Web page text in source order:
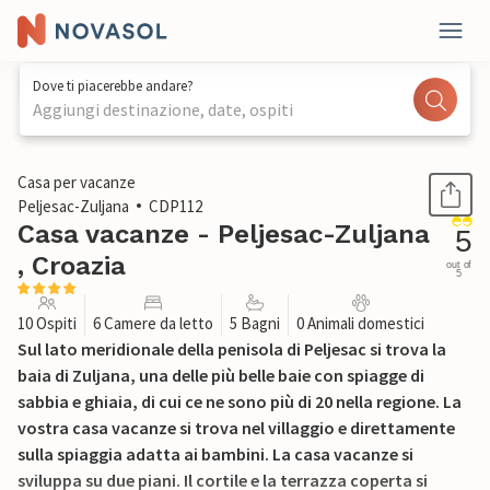
Dove ti piacerebbe andare?
Aggiungi destinazione, date, ospiti
1 / 61
Casa per vacanze
Peljesac-Zuljana
CDP112
Casa vacanze - Peljesac-Zuljana
, Croazia
5
out of
5
10 Ospiti 6 Camere da letto 5 Bagni 0 Animali domestici
Sul lato meridionale della penisola di Peljesac si trova la
baia di Zuljana, una delle più belle baie con spiagge di
sabbia e ghiaia, di cui ce ne sono più di 20 nella regione. La
vostra casa vacanze si trova nel villaggio e direttamente
sulla spiaggia adatta ai bambini. La casa vacanze si
sviluppa su due piani. Il cortile e la terrazza coperta si